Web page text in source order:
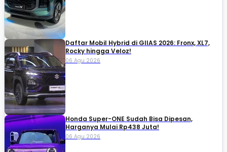
Daftar Mobil Hybrid di GIIAS 2026: Fronx, XL7,
Rocky hingga Veloz!
06 Agu 2026
Honda Super-ONE Sudah Bisa Dipesan,
Harganya Mulai Rp438 Juta!
06 Agu 2026